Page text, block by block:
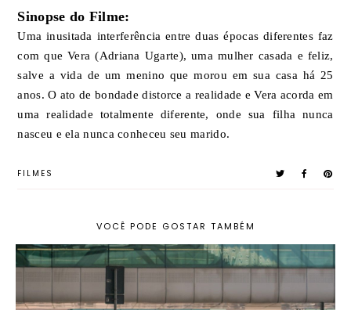
Sinopse do Filme:
Uma inusitada interferência entre duas épocas diferentes faz
com que Vera (Adriana Ugarte), uma mulher casada e feliz,
salve a vida de um menino que morou em sua casa há 25
anos. O ato de bondade distorce a realidade e Vera acorda em
uma realidade totalmente diferente, onde sua filha nunca
nasceu e ela nunca conheceu seu marido.
FILMES
VOCÊ PODE GOSTAR TAMBÉM